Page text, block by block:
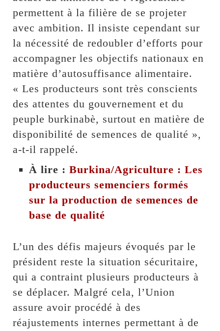
permettent à la filière de se projeter
avec ambition. Il insiste cependant sur
la nécessité de redoubler d’efforts pour
accompagner les objectifs nationaux en
matière d’autosuffisance alimentaire.
« Les producteurs sont très conscients
des attentes du gouvernement et du
peuple burkinabè, surtout en matière de
disponibilité de semences de qualité »,
a-t-il rappelé.
À lire :Burkina/Agriculture : Les
producteurs semenciers formés
sur la production de semences de
base de qualité
L’un des défis majeurs évoqués par le
président reste la situation sécuritaire,
qui a contraint plusieurs producteurs à
se déplacer. Malgré cela, l’Union
assure avoir procédé à des
réajustements internes permettant à de